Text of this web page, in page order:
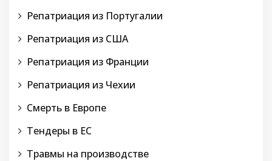
Репатриация из Португалии
Репатриация из США
Репатриация из Франции
Репатриация из Чехии
Смерть в Европе
Тендеры в ЕС
Травмы на производстве